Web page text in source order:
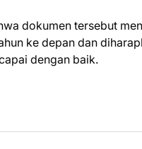
dokumen tersebut
ke depan dan
dengan baik.